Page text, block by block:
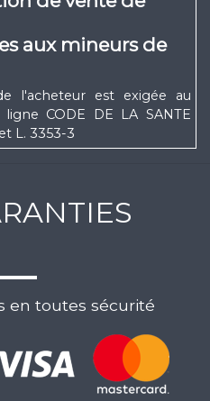
aux mineurs de
l'acheteur est exigée au
CODE DE LA SANTE
L. 3353-3
en toutes sécurité